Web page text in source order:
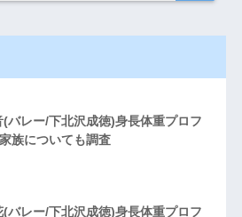
(バレー/下北沢成徳)身長体重プロフ
族についても調査
(バレー/下北沢成徳)身長体重プロフ